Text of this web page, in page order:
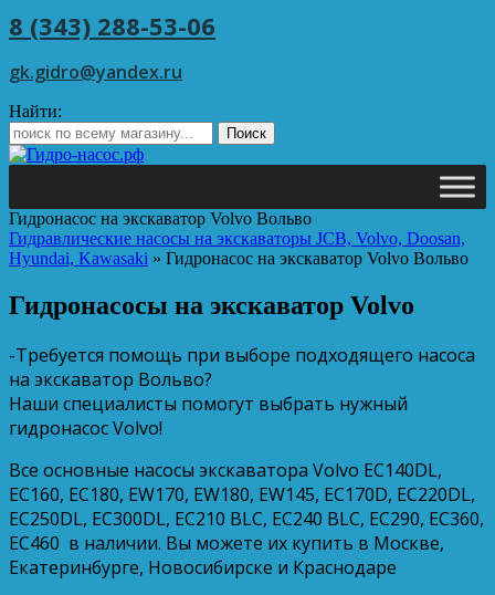
8 (343) 288-53-06
gk.gidro@yandex.ru
Найти:
Гидронасос на экскаватор Volvo Вольво
Гидравлические насосы на экскаваторы JCB, Volvo, Doosan,
Hyundai, Kawasaki » Гидронасос на экскаватор Volvo Вольво
Гидронасосы на экскаватор Volvo
-Требуется помощь при выборе подходящего насоса
на экскаватор Вольво?
Наши специалисты помогут выбрать нужный
гидронасос Volvo!
Все основные насосы экскаватора Volvo EC140DL,
EC160, EC180, EW170, EW180, EW145, EC170D, EC220DL,
EC250DL, EC300DL, EC210 BLC, EC240 BLC, EC290, EC360,
EC460 в наличии. Вы можете их купить в Москве,
Екатеринбурге, Новосибирске и Краснодаре